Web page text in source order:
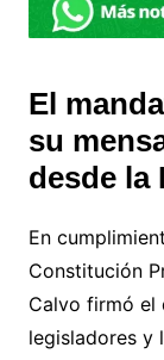
El
su
desde la
En
Constitución
Calvo firmó el
legisladores y